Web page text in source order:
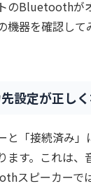
のBluetoothが
機器を確認し
設定が正し
「接続済み」
ます。これは、
スピーカーで